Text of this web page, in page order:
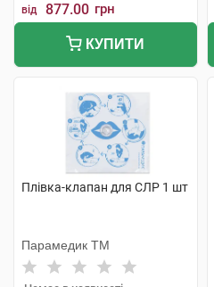
від 877.00 грн
КУПИТИ
Плівка-клапан для СЛР 1 шт
Парамедик ТМ